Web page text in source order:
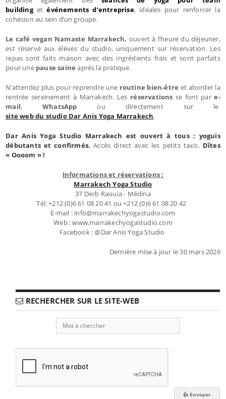
buildingetévénements d’entreprise, idéales pour renforcer la
cohésion au sein d’un groupe.
Le café vegan Namaste Marrakech, ouvert à l’heure du déjeuner,
est réservé aux élèves du studio, uniquement sur réservation. Les
repas sont faits maison avec des ingrédients frais et sont parfaits
pour une pause saine après la pratique.
N’attendez plus pour reprendre une routine bien-être et aborder la
rentrée sereinement à Marrakech. Les réservations se font pare-
mail,WhatsAppou directement sur le
site webdu studio Dar Anis Yoga Marrakech.
Dar Anis Yoga Studio Marrakech est ouvert à tous : yoguis
débutants et confirmés.Accès direct avec les petits taxis. Dîtes
« Oooom » !
Informations et réservations :
Marrakech Yoga Studio
37 Derb Raouia - Médina
Tél: +212 (0)6 61 08 20 41 ou +212 (0)6 61 08 20 42
E-mail : info@marrakechyogastudio.com
Web : www.marrakechyogastudio.com
Facebook : @Dar Anis Yoga Studio
Dernière mise à jour le 30 mars 2026
RECHERCHER SUR LE SITE-WEB